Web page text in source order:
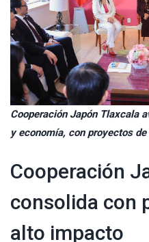
Cooperación Japón Tlaxcala
y economía, con proyectos
Cooperación
consolida con
alto impacto